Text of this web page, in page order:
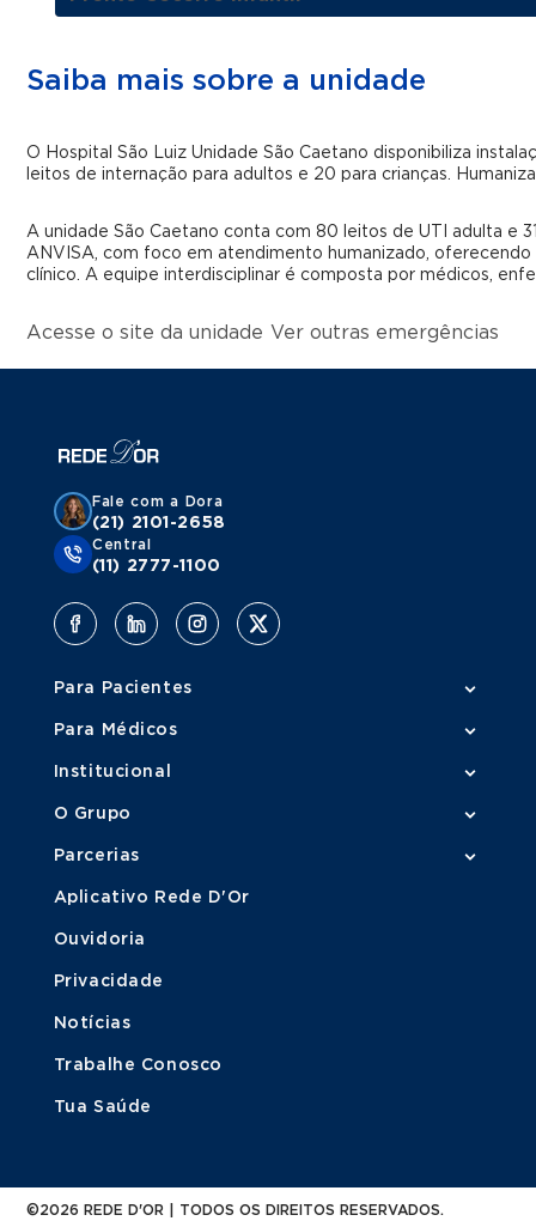
Saiba mais sobre a unidade
O Hospital São Luiz Unidade São Caetano disponibiliza
leitos de internação para adultos e 20 para crianças.
A unidade São Caetano conta com 80 leitos de UTI adulta e
ANVISA, com foco em atendimento humanizado,
clínico. A equipe interdisciplinar é composta por médicos,
Acesse o site da unidade Ver outras emergências
Fale com a Dora
(21) 2101-2658
Central
(11) 2777-1100
Para Pacientes
Para Médicos
Institucional
O Grupo
Parcerias
Aplicativo Rede D'Or
Ouvidoria
Privacidade
Notícias
Trabalhe Conosco
Tua Saúde
©2026 REDE D'OR | TODOS OS DIREITOS RESERVADOS.